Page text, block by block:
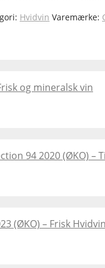
Hvidvin Varemærke:
og mineralsk vin
94 2020 (ØKO) –
(ØKO) – Frisk Hvidvin